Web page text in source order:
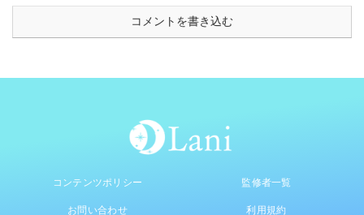
コメントを書き込む
コンテンツポリシー 監修者一覧
お問い合わせ 利用規約